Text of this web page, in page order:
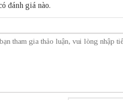
đánh giá nào.